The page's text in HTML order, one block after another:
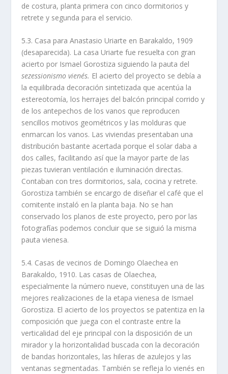
de costura, planta primera con cinco dormitorios y
retrete y segunda para el servicio.
5.3. Casa para Anastasio Uriarte en Barakaldo, 1909
(desaparecida). La casa Uriarte fue resuelta con gran
acierto por Ismael Gorostiza siguiendo la pauta del
sezessionismo vienés. El acierto del proyecto se debí­a a
la equilibrada decoración sintetizada que acentúa la
estereotomí­a, los herrajes del balcón principal corrido y
de los antepechos de los vanos que reproducen
sencillos motivos geométricos y las molduras que
enmarcan los vanos. Las viviendas presentaban una
distribución bastante acertada porque el solar daba a
dos calles, facilitando así­ que la mayor parte de las
piezas tuvieran ventilación e iluminación directas.
Contaban con tres dormitorios, sala, cocina y retrete.
Gorostiza también se encargo de diseñar el café que el
comitente instaló en la planta baja. No se han
conservado los planos de este proyecto, pero por las
fotografí­as podemos concluir que se siguió la misma
pauta vienesa.
5.4. Casas de vecinos de Domingo Olaechea en
Barakaldo, 1910. Las casas de Olaechea,
especialmente la número nueve, constituyen una de las
mejores realizaciones de la etapa vienesa de Ismael
Gorostiza. El acierto de los proyectos se patentiza en la
composición que juega con el contraste entre la
verticalidad del eje principal con la disposición de un
mirador y la horizontalidad buscada con la decoración
de bandas horizontales, las hileras de azulejos y las
ventanas segmentadas. También se refleja lo vienés en